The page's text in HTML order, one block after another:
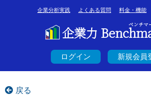
企業分析実践 よくある質問 料金・機能
ベンチマ
企業力
ログイン 新規会員
戻る